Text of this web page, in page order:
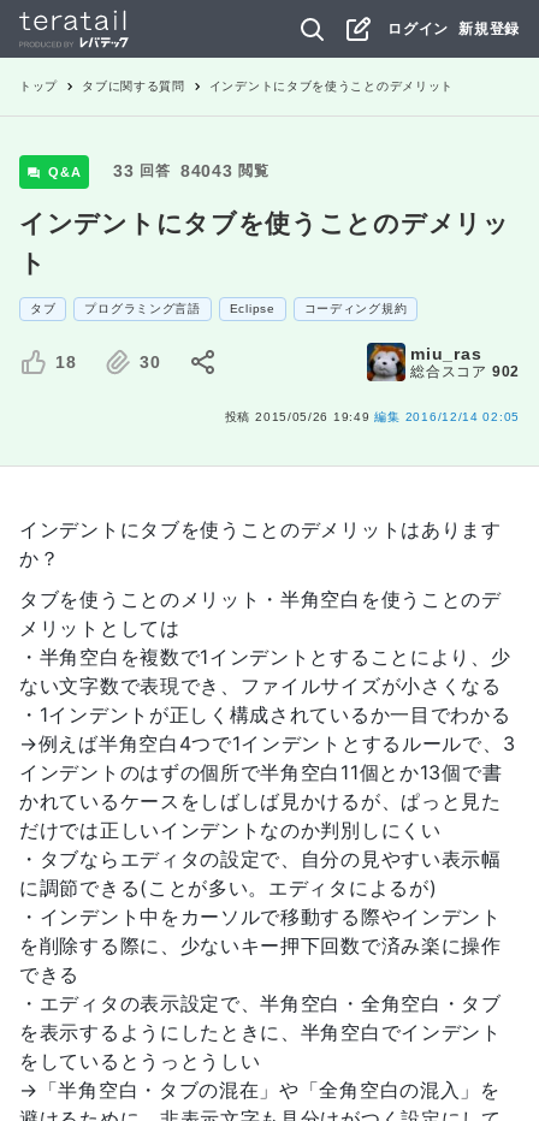
ログイン 新規登録
トップ タブに関する質問 インデントにタブを使うことのデメリット
Q&A 33 回答 84043 閲覧
インデントにタブを使うことのデメリッ
ト
タブ プログラミング言語 Eclipse コーディング規約
18 30 miu_ras
総合スコア 902
投稿 2015/05/26 19:49 編集 2016/12/14 02:05
インデントにタブを使うことのデメリットはあります
か？
タブを使うことのメリット・半角空白を使うことのデ
メリットとしては
・半角空白を複数で1インデントとすることにより、少
ない文字数で表現でき、ファイルサイズが小さくなる
・1インデントが正しく構成されているか一目でわかる
→例えば半角空白4つで1インデントとするルールで、3
インデントのはずの個所で半角空白11個とか13個で書
かれているケースをしばしば見かけるが、ぱっと見た
だけでは正しいインデントなのか判別しにくい
・タブならエディタの設定で、自分の見やすい表示幅
に調節できる(ことが多い。エディタによるが)
・インデント中をカーソルで移動する際やインデント
を削除する際に、少ないキー押下回数で済み楽に操作
できる
・エディタの表示設定で、半角空白・全角空白・タブ
を表示するようにしたときに、半角空白でインデント
をしているとうっとうしい
→「半角空白・タブの混在」や「全角空白の混入」を